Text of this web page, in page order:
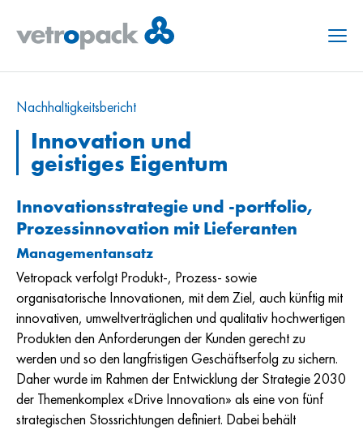
Menu
Nachhaltig­keits­bericht
Innovation und
geistiges Eigentum
Innovationsstrategie und -portfolio,
Prozessinnovation mit Lieferanten
Managementansatz
Vetropack verfolgt Produkt-, Prozess- sowie
organisatorische Innovationen, mit dem Ziel, auch künftig mit
innovativen, umweltverträglichen und qualitativ hochwertigen
Produkten den Anforderungen der Kunden gerecht zu
werden und so den langfristigen Geschäftserfolg zu sichern.
Daher wurde im Rahmen der Entwicklung der Strategie 2030
der Themenkomplex «Drive Innovation» als eine von fünf
strategischen Stossrichtungen definiert. Dabei behält